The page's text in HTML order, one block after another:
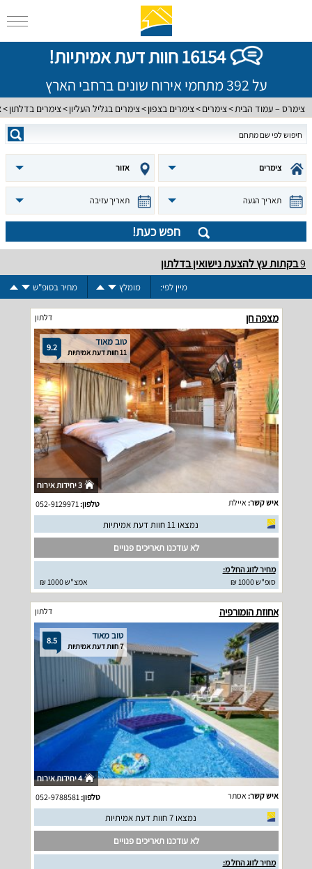
16154 חוות דעת אמיתיות!
על 392 מתחמי אירוח שונים ברחבי הארץ
צימרס – עמוד הבית צימרים צימרים בצפון צימרים בגליל העליון צימרים בדלתון
צימרים אזור
תאריך הגעה תאריך עזיבה
חפש כעת!
9בקתות עץ להצעת נישואין בדלתון
מיין לפי: מומלץ מחיר בסופ"ש
מצפה חן דלתון
9.2 טוב מאוד
11 חוות דעת אמיתיות
3 יחידות אירוח
איש קשר: איילת טלפון:
נמצאו 11 חוות דעת אמיתיות
לא עודכנו תאריכים פנויים
מחיר לזוג החל מ:
סופ"ש 1000 ₪
אמצ"ש 1000 ₪
אחוזת הומורפיה דלתון
8.5 טוב מאוד
7 חוות דעת אמיתיות
4 יחידות אירוח
איש קשר: אסתר טלפון:052-9788581
נמצאו 7 חוות דעת אמיתיות
לא עודכנו תאריכים פנויים
מחיר לזוג החל מ: